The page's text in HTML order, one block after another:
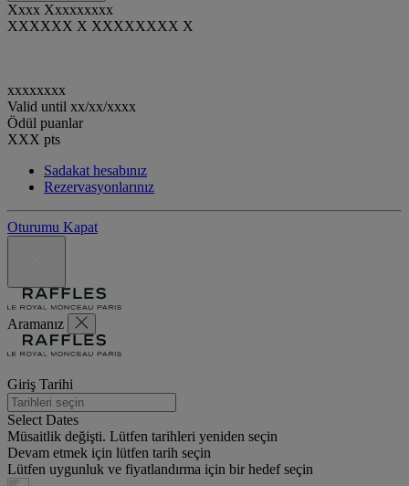
Xxxx Xxxxxxxxx
XXXXXX X XXXXXXXX X
xxxxxxxx
Valid until xx/xx/xxxx
Ödül puanlar
XXX pts
Sadakat hesabınız
Rezervasyonlarınız
Oturumu Kapat
Aramanız
Giriş Tarihi
Select Dates
Müsaitlik değişti. Lütfen tarihleri yeniden seçin
Devam etmek için lütfen tarih seçin
Lütfen uygunluk ve fiyatlandırma için bir hedef seçin